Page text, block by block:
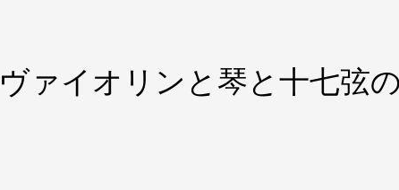
ァイオリンと琴と十七弦